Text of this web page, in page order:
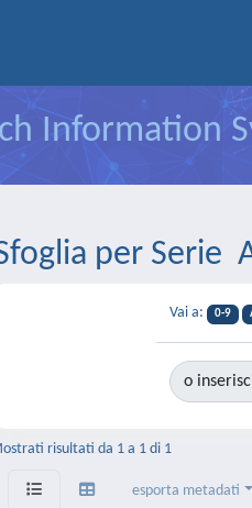
Information
per Serie
Vai a: 0-9
o
risultati da 1 a 1 di 1
esporta metadati